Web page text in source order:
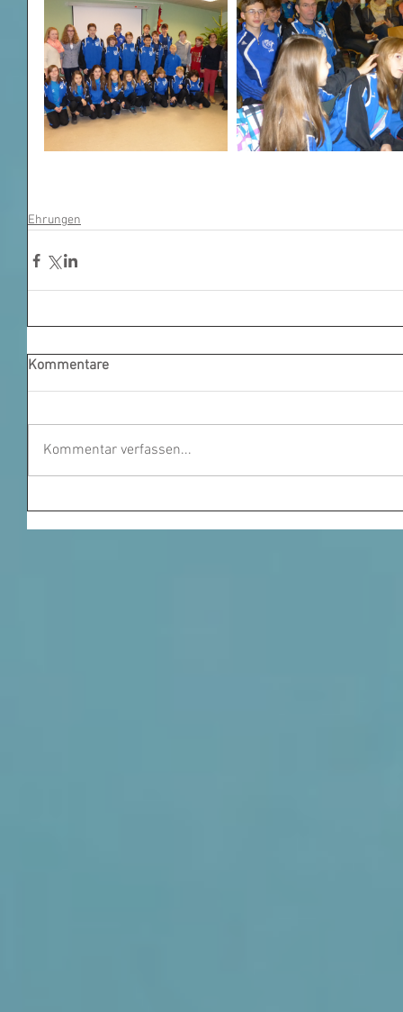
Ehrungen
Kommentare
Kommentar verfassen...